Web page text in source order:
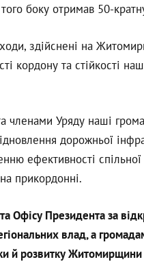
боку отримав 50-
здійснені на
кордону та стійкості
членами Уряду наші
дорожньої
ефективності
прикордонні.
Офісу Президента за
влад, а
й розвитку Житомирщини